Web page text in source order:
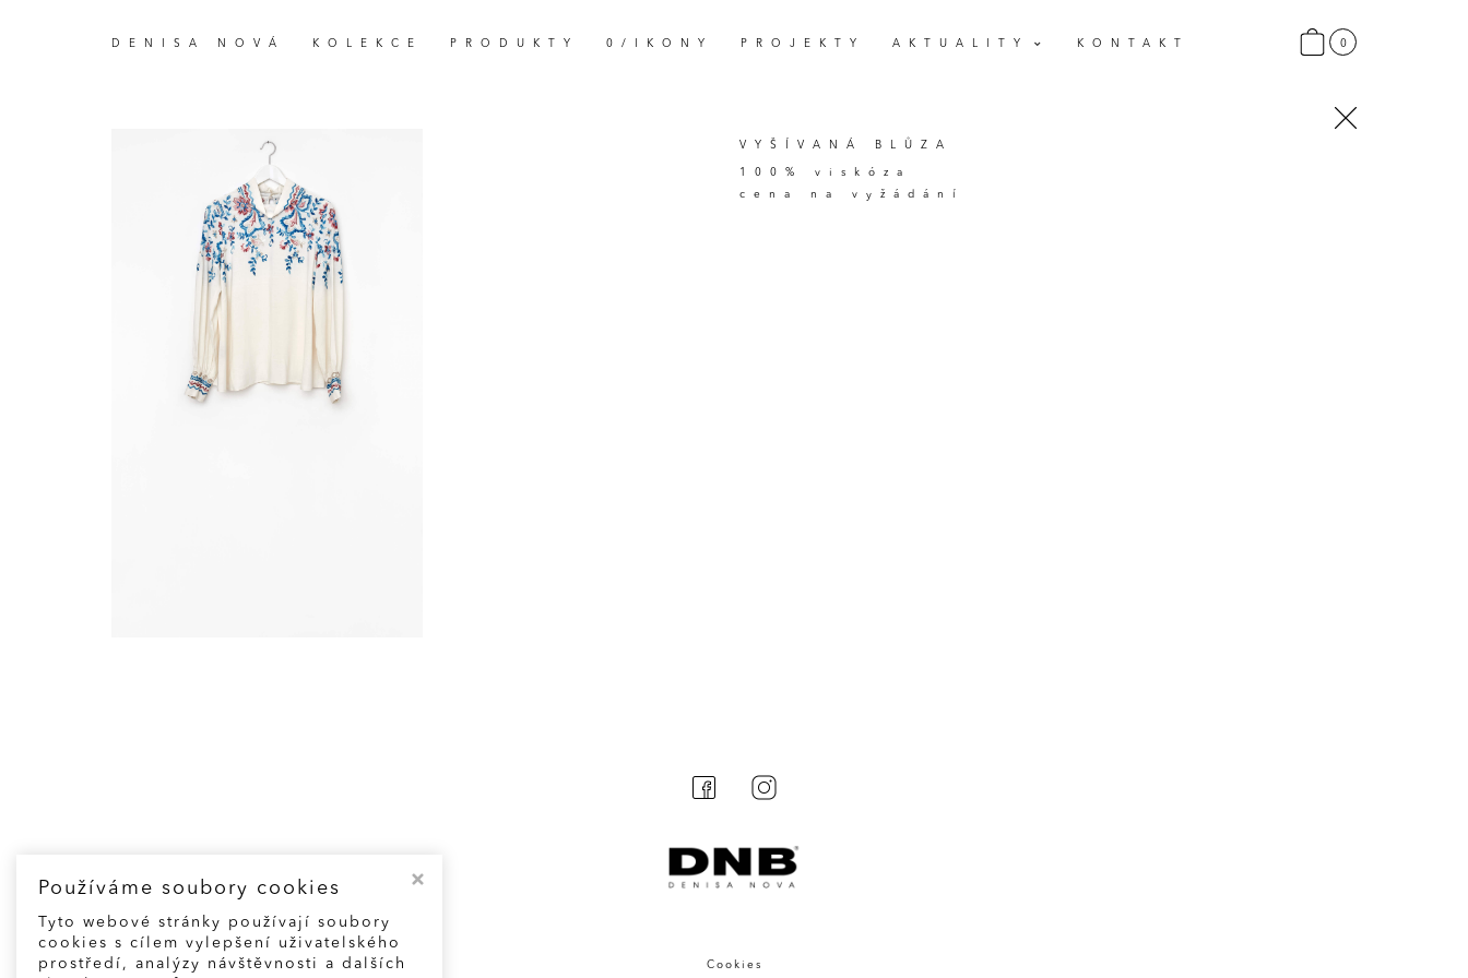
DENISA NOVÁ KOLEKCE PRODUKTY 0/IKONY PROJEKTY AKTUALITY KONTAKT 0
VYŠÍVANÁ BLŮZA
100% viskóza
cena na vyžádání
Cookies
Používáme soubory cookies
Tyto webové stránky používají soubory
cookies s cílem vylepšení uživatelského
prostředí, analýzy návštěvnosti a dalších